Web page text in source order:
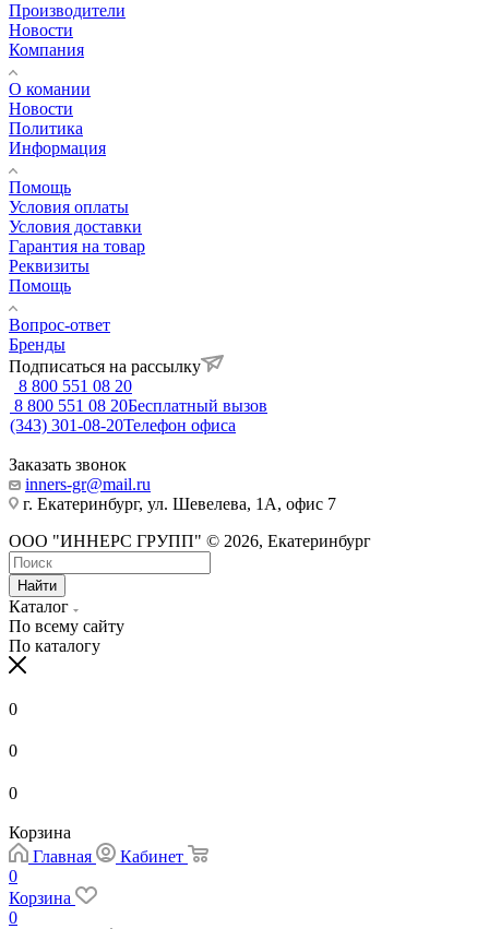
Производители
Новости
Компания
О комании
Новости
Политика
Информация
Помощь
Условия оплаты
Условия доставки
Гарантия на товар
Реквизиты
Помощь
Вопрос-ответ
Бренды
Подписаться на рассылку
8 800 551 08 20
8 800 551 08 20Бесплатный вызов
(343) 301-08-20Телефон офиса
Заказать звонок
inners-gr@mail.ru
г. Екатеринбург, ул. Шевелева, 1А, офис 7
ООО "ИННЕРС ГРУПП" © 2026, Екатеринбург
Найти
Каталог
По всему сайту
По каталогу
0
0
0
Корзина
Главная
Кабинет
0
Корзина
0